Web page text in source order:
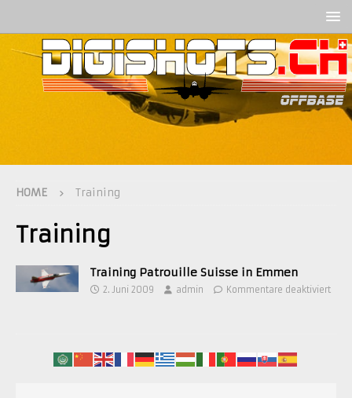
HOME Training
Training
Training Patrouille Suisse in Emmen
2. Juni 2009 admin Kommentare deaktiviert